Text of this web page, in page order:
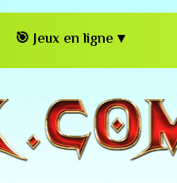
🎯 Jeux en ligne ▾